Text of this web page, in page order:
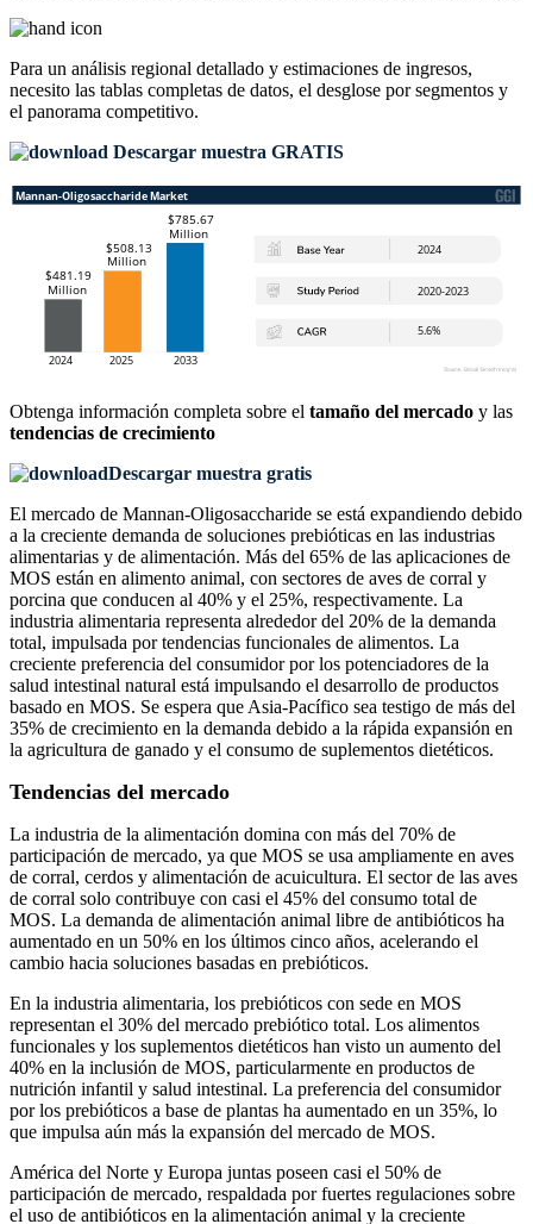
Para un análisis regional detallado y estimaciones de ingresos,
necesito las tablas completas de datos, el desglose por segmentos y
el panorama competitivo.
Descargar muestra GRATIS
Obtenga información completa sobre el tamaño del mercado y las
tendencias de crecimiento
Descargar muestra gratis
El mercado de Mannan-Oligosaccharide se está expandiendo debido
a la creciente demanda de soluciones prebióticas en las industrias
alimentarias y de alimentación. Más del 65% de las aplicaciones de
MOS están en alimento animal, con sectores de aves de corral y
porcina que conducen al 40% y el 25%, respectivamente. La
industria alimentaria representa alrededor del 20% de la demanda
total, impulsada por tendencias funcionales de alimentos. La
creciente preferencia del consumidor por los potenciadores de la
salud intestinal natural está impulsando el desarrollo de productos
basado en MOS. Se espera que Asia-Pacífico sea testigo de más del
35% de crecimiento en la demanda debido a la rápida expansión en
la agricultura de ganado y el consumo de suplementos dietéticos.
Tendencias del mercado
La industria de la alimentación domina con más del 70% de
participación de mercado, ya que MOS se usa ampliamente en aves
de corral, cerdos y alimentación de acuicultura. El sector de las aves
de corral solo contribuye con casi el 45% del consumo total de
MOS. La demanda de alimentación animal libre de antibióticos ha
aumentado en un 50% en los últimos cinco años, acelerando el
cambio hacia soluciones basadas en prebióticos.
En la industria alimentaria, los prebióticos con sede en MOS
representan el 30% del mercado prebiótico total. Los alimentos
funcionales y los suplementos dietéticos han visto un aumento del
40% en la inclusión de MOS, particularmente en productos de
nutrición infantil y salud intestinal. La preferencia del consumidor
por los prebióticos a base de plantas ha aumentado en un 35%, lo
que impulsa aún más la expansión del mercado de MOS.
América del Norte y Europa juntas poseen casi el 50% de
participación de mercado, respaldada por fuertes regulaciones sobre
el uso de antibióticos en la alimentación animal y la creciente